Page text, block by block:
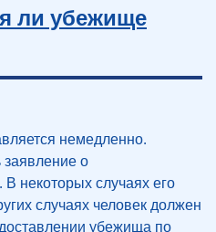
ли убежище
немедленно.
о
некоторых случаях его
случаях человек должен
убежища по